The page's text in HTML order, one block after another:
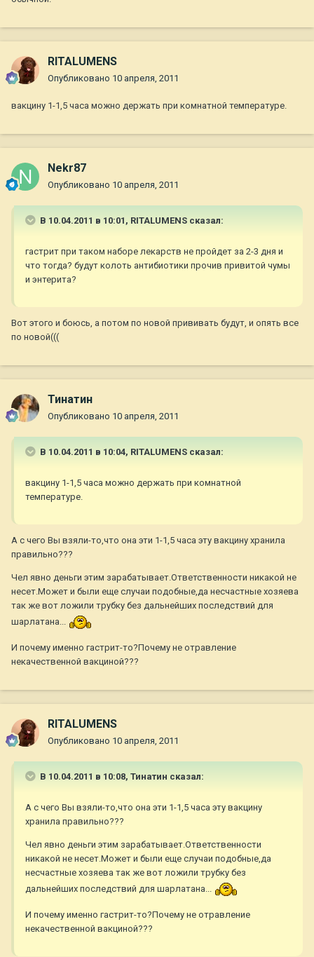
RITALUMENS
Опубликовано 10 апреля, 2011
вакцину 1-1,5 часа можно держать при комнатной температуре.
Nekr87
Опубликовано 10 апреля, 2011
В 10.04.2011 в 10:01, RITALUMENS сказал:
гастрит при таком наборе лекарств не пройдет за 2-3 дня и
что тогда? будут колоть антибиотики прочив привитой чумы
и энтерита?
Вот этого и боюсь, а потом по новой прививать будут, и опять все
по новой(((
Тинатин
Опубликовано 10 апреля, 2011
В 10.04.2011 в 10:04, RITALUMENS сказал:
вакцину 1-1,5 часа можно держать при комнатной
температуре.
А с чего Вы взяли-то,что она эти 1-1,5 часа эту вакцину хранила
правильно???
Чел явно деньги этим зарабатывает.Ответственности никакой не
несет.Может и были еще случаи подобные,да несчастные хозяева
так же вот ложили трубку без дальнейших последствий для
шарлатана...
И почему именно гастрит-то?Почему не отравление
некачественной вакциной???
RITALUMENS
Опубликовано 10 апреля, 2011
В 10.04.2011 в 10:08, Тинатин сказал:
А с чего Вы взяли-то,что она эти 1-1,5 часа эту вакцину
хранила правильно???
Чел явно деньги этим зарабатывает.Ответственности
никакой не несет.Может и были еще случаи подобные,да
несчастные хозяева так же вот ложили трубку без
дальнейших последствий для шарлатана...
И почему именно гастрит-то?Почему не отравление
некачественной вакциной???